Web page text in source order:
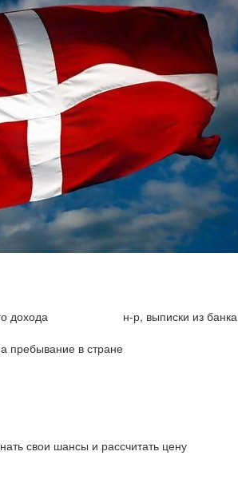
дохода
н-р, выписки из банка
пребывание в стране
свои шансы и рассчитать цену